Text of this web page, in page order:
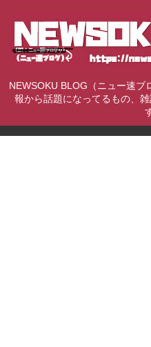
NEWSOKU BLOG（ニュー速ブ
報から話題になってるもの、